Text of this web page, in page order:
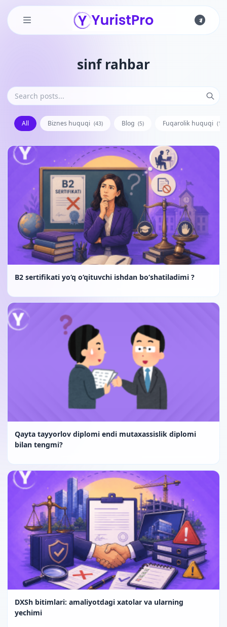
sinf rahbar
All Biznes huquqi (43) Blog (5) Fuqarolik huquqi
B2 sertifikati yo‘q o‘qituvchi ishdan bo‘shatiladimi ?
Qayta tayyorlov diplomi endi mutaxassislik diplomi
bilan tengmi?
DXSh bitimlari: amaliyotdagi xatolar va ularning
yechimi